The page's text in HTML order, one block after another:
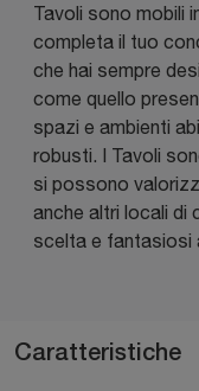
Tavoli sono mobili
completa il tuo
che hai sempre
come quello
spazi e ambienti
robusti. I Tavoli
si possono
anche altri locali di
scelta e fantasiosi
Caratteristiche